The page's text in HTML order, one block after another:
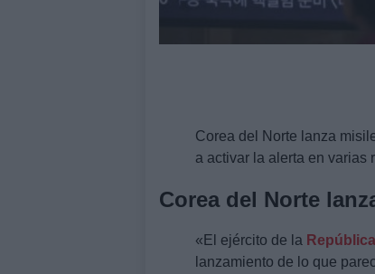
Corea del Norte lanza
a activar la alerta en varias
Corea del Norte
«El ejército de la
lanzamiento de lo que